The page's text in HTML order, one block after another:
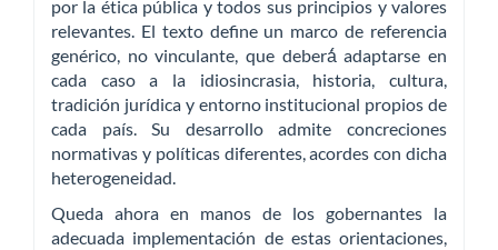
por la ética pública y todos sus principios y valores
relevantes. El texto define un marco de referencia
genérico, no vinculante, que deberá́ adaptarse en
cada caso a la idiosincrasia, historia, cultura,
tradición jurídica y entorno institucional propios de
cada país. Su desarrollo admite concreciones
normativas y políticas diferentes, acordes con dicha
heterogeneidad.
Queda ahora en manos de los gobernantes la
adecuada implementación de estas orientaciones,